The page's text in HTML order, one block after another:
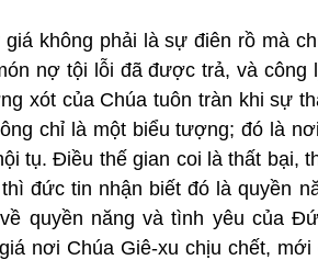
không phải là sự điên rồ mà
nợ tội lỗi đã được trả, và
xót của Chúa tuôn tràn khi sự
chỉ là một biểu tượng; đó là
tụ. Điều thế gian coi là thất bại,
đức tin nhận biết đó là quyền
quyền năng và tình yêu của
nơi Chúa Giê-xu chịu chết,